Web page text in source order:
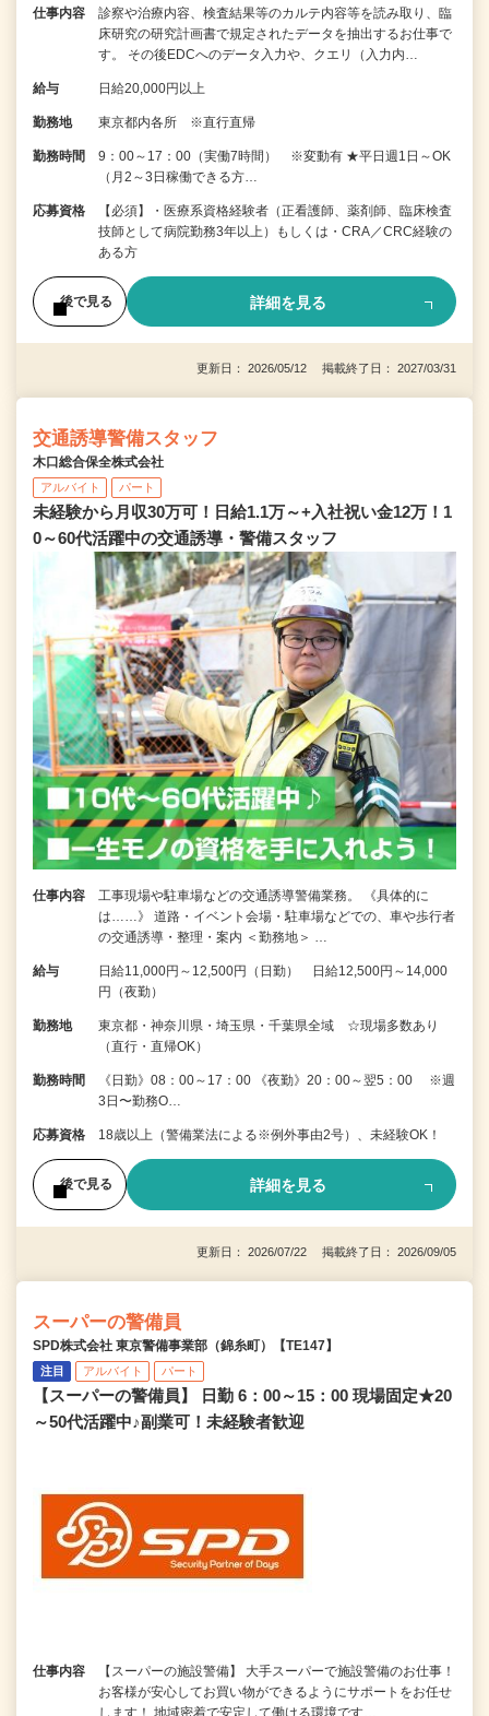
仕事内容
診察や治療内容、検査結果等のカルテ内容等を読み取り、臨
床研究の研究計画書で規定されたデータを抽出するお仕事で
す。 その後EDCへのデータ入力や、クエリ（入力内…
給与 日給20,000円以上
勤務地 東京都内各所 ※直行直帰
勤務時間
9：00～17：00（実働7時間） ※変動有 ★平日週1日～OK
（月2～3日稼働できる方…
応募資格
【必須】・医療系資格経験者（正看護師、薬剤師、臨床検査
技師として病院勤務3年以上）もしくは・CRA／CRC経験の
ある方
後で見る 詳細を見る
更新日： 2026/05/12 掲載終了日： 2027/03/31
交通誘導警備スタッフ
木口総合保全株式会社
アルバイト パート
未経験から月収30万可！日給1.1万～+入社祝い金12万！1
0～60代活躍中の交通誘導・警備スタッフ
仕事内容
工事現場や駐車場などの交通誘導警備業務。 《具体的に
は……》 道路・イベント会場・駐車場などでの、車や歩行者
の交通誘導・整理・案内 ＜勤務地＞ …
給与
日給11,000円～12,500円（日勤） 日給12,500円～14,000
円（夜勤）
勤務地
東京都・神奈川県・埼玉県・千葉県全域 ☆現場多数あり
（直行・直帰OK）
勤務時間
《日勤》08：00～17：00 《夜勤》20：00～翌5：00 ※週
3日〜勤務O…
応募資格 18歳以上（警備業法による※例外事由2号）、未経験OK！
後で見る 詳細を見る
更新日： 2026/07/22 掲載終了日： 2026/09/05
スーパーの警備員
SPD株式会社 東京警備事業部（錦糸町）【TE147】
注目 アルバイト パート
【スーパーの警備員】 日勤 6：00～15：00 現場固定★20
～50代活躍中♪副業可！未経験者歓迎
仕事内容
【スーパーの施設警備】 大手スーパーで施設警備のお仕事！
お客様が安心してお買い物ができるようにサポートをお任せ
します！ 地域密着で安定して働ける環境です…